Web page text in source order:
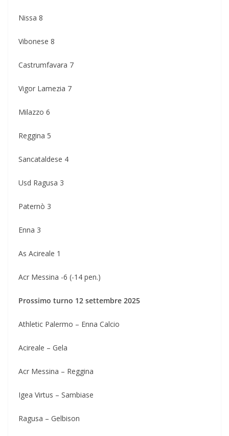
Nissa 8
Vibonese 8
Castrumfavara 7
Vigor Lamezia 7
Milazzo 6
Reggina 5
Sancataldese 4
Usd Ragusa 3
Paternò 3
Enna 3
As Acireale 1
Acr Messina -6 (-14 pen.)
Prossimo turno 12 settembre 2025
Athletic Palermo – Enna Calcio
Acireale – Gela
Acr Messina – Reggina
Igea Virtus – Sambiase
Ragusa – Gelbison